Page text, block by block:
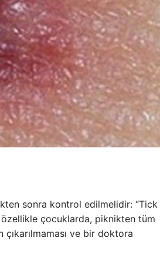
sonra kontrol edilmelidir: “Tick
çocuklarda, piknikten tüm
ve bir doktora